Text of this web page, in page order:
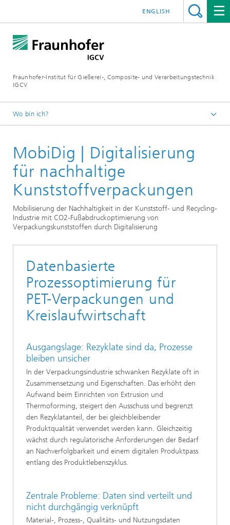
Fraunhofer-Institut für Gießerei-, Composite- und Verarbeitungstechnik
IGCV
ENGLISH
Wo bin ich?
Themen und Technologietransfer
Referenzprojekte
MobiDig | Digitalisierung
für nachhaltige
Kunststoffverpackungen
Mobilisierung der Nachhaltigkeit in der Kunststoff- und Recycling-
Industrie mit CO2-Fußabdruckoptimierung von
Verpackungskunststoffen durch Digitalisierung
Datenbasierte
Prozessoptimierung für
PET-Verpackungen und
Kreislaufwirtschaft
Ausgangslage: Rezyklate sind da, Prozesse
bleiben unsicher
In der Verpackungsindustrie schwanken Rezyklate oft in
Zusammensetzung und Eigenschaften. Das erhöht den
Aufwand beim Einrichten von Extrusion und
Thermoforming, steigert den Ausschuss und begrenzt
den Rezyklatanteil, der bei gleichbleibender
Produktqualität verwendet werden kann. Gleichzeitig
wächst durch regulatorische Anforderungen der Bedarf
an Nachverfolgbarkeit und einem digitalen Produktpass
entlang des Produktlebenszyklus.
Zentrale Probleme: Daten sind verteilt und
nicht durchgängig verknüpft
Material-, Prozess-, Qualitäts- und Nutzungsdaten